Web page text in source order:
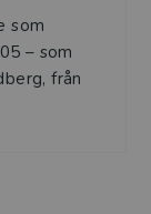
som
– som
från